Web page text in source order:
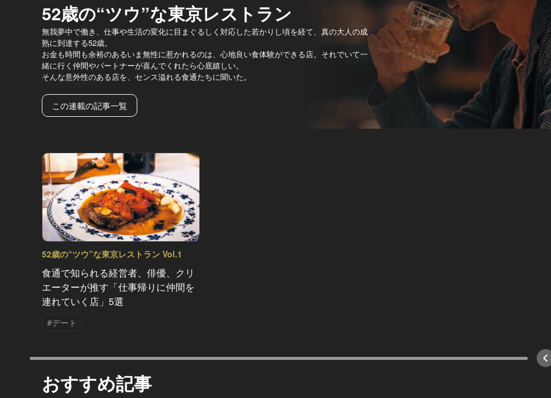
52歳の“ツウ”な東京レストラン
無我夢中で働き、仕事や生活の変化に目まぐるしく対応した若かりし頃を経て、真の大人の成
熟に到達する52歳。
お金も時間も余裕のあるいま無性に惹かれるのは、心地良い食体験ができる店。それでいて一
緒に行く仲間やパートナーが喜んでくれたら心底嬉しい。
そんな意外性のある店を、センス溢れる食通たちに聞いた。
この連載の記事一覧
52歳の“ツウ”な東京レストラン Vol.1
食通で知られる経営者、俳優、クリ
エーターが推す「仕事帰りに仲間を
連れていく店」5選
#デート
おすすめ記事